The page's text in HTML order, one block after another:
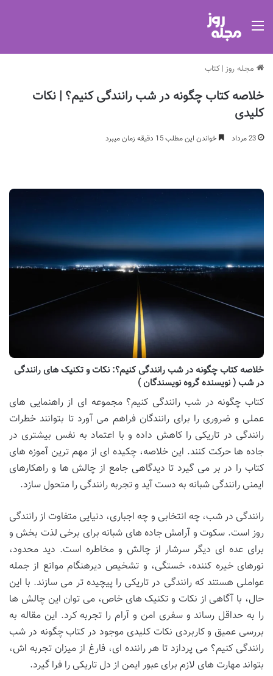
مجله روز | کتاب
خلاصه کتاب چگونه در شب رانندگی کنیم؟ | نکات
کلیدی
23 مرداد خواندن این مطلب 15 دقیقه زمان میبرد
خلاصه کتاب چگونه در شب رانندگی کنیم؟: نکات و تکنیک های رانندگی
در شب ( نویسنده گروه نویسندگان )
کتاب چگونه در شب رانندگی کنیم؟ مجموعه ای از راهنمایی های
عملی و ضروری را برای رانندگان فراهم می آورد تا بتوانند خطرات
رانندگی در تاریکی را کاهش داده و با اعتماد به نفس بیشتری در
جاده ها حرکت کنند. این خلاصه، چکیده ای از مهم ترین آموزه های
کتاب را در بر می گیرد تا دیدگاهی جامع از چالش ها و راهکارهای
ایمنی رانندگی شبانه به دست آید و تجربه رانندگی را متحول سازد.
رانندگی در شب، چه انتخابی و چه اجباری، دنیایی متفاوت از رانندگی
روز است. سکوت و آرامش جاده های شبانه برای برخی لذت بخش و
برای عده ای دیگر سرشار از چالش و مخاطره است. دید محدود،
نورهای خیره کننده، خستگی، و تشخیص دیرهنگام موانع از جمله
عواملی هستند که رانندگی در تاریکی را پیچیده تر می سازند. با این
حال، با آگاهی از نکات و تکنیک های خاص، می توان این چالش ها
را به حداقل رساند و سفری امن و آرام را تجربه کرد. این مقاله به
بررسی عمیق و کاربردی نکات کلیدی موجود در کتاب چگونه در شب
رانندگی کنیم؟ می پردازد تا هر راننده ای، فارغ از میزان تجربه اش،
بتواند مهارت های لازم برای عبور ایمن از دل تاریکی را فرا گیرد.